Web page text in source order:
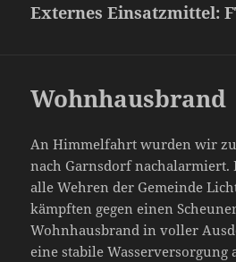
Externes Einsatzmittel:
Wohnhausbrand
An Himmelfahrt wurden wir
nach Garnsdorf nachalarmiert.
alle Wehren der Gemeinde
kämpften gegen einen
Wohnhausbrand in voller
eine stabile Wasserversorgung